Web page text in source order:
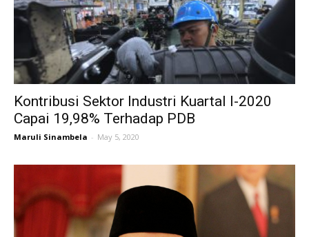
Kontribusi Sektor Industri Kuartal I-2020
Capai 19,98% Terhadap PDB
Maruli Sinambela - May 5, 2020